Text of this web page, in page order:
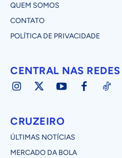
QUEM SOMOS
CONTATO
POLÍTICA DE PRIVACIDADE
CENTRAL NAS REDES
CRUZEIRO
ÚLTIMAS NOTÍCIAS
MERCADO DA BOLA